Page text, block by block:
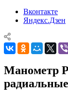
Вконтакте
Яндекс.Дзен
Манометр